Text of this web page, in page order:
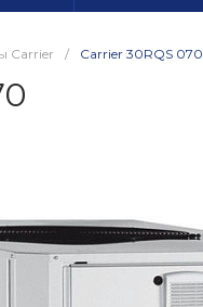
Carrier / Carrier 30RQS 070